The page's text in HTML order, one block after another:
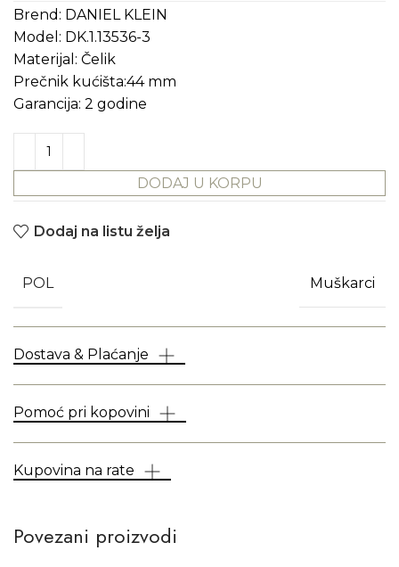
Brend: DANIEL KLEIN
Model: DK.1.13536-3
Materijal: Čelik
Prečnik kućišta:44 mm
Garancija: 2 godine
DODAJ U KORPU
Dodaj na listu želja
POL Muškarci
Dostava & Plaćanje
Pomoć pri kopovini
Kupovina na rate
Povezani proizvodi